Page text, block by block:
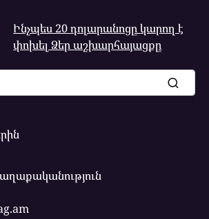
Ինչպես 20 դոլարանոցը կարող է
փոխել Ձեր աշխարհայացքը